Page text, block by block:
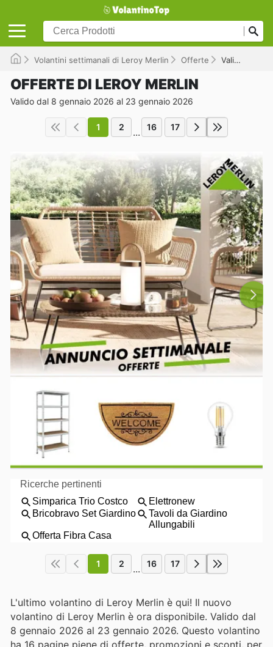
Volantini settimanali di Leroy Merlin Offerte Valido fino al 23/01/2026
OFFERTE DI LEROY MERLIN
Valido dal 8 gennaio 2026 al 23 gennaio 2026
1 2 ... 16 17
1 2 ... 16 17
L'ultimo volantino di Leroy Merlin è qui! Il nuovo
volantino di Leroy Merlin è ora disponibile. Valido dal
8 gennaio 2026 al 23 gennaio 2026. Questo volantino
ha 16 pagine piene di offerte, promozioni e sconti, per